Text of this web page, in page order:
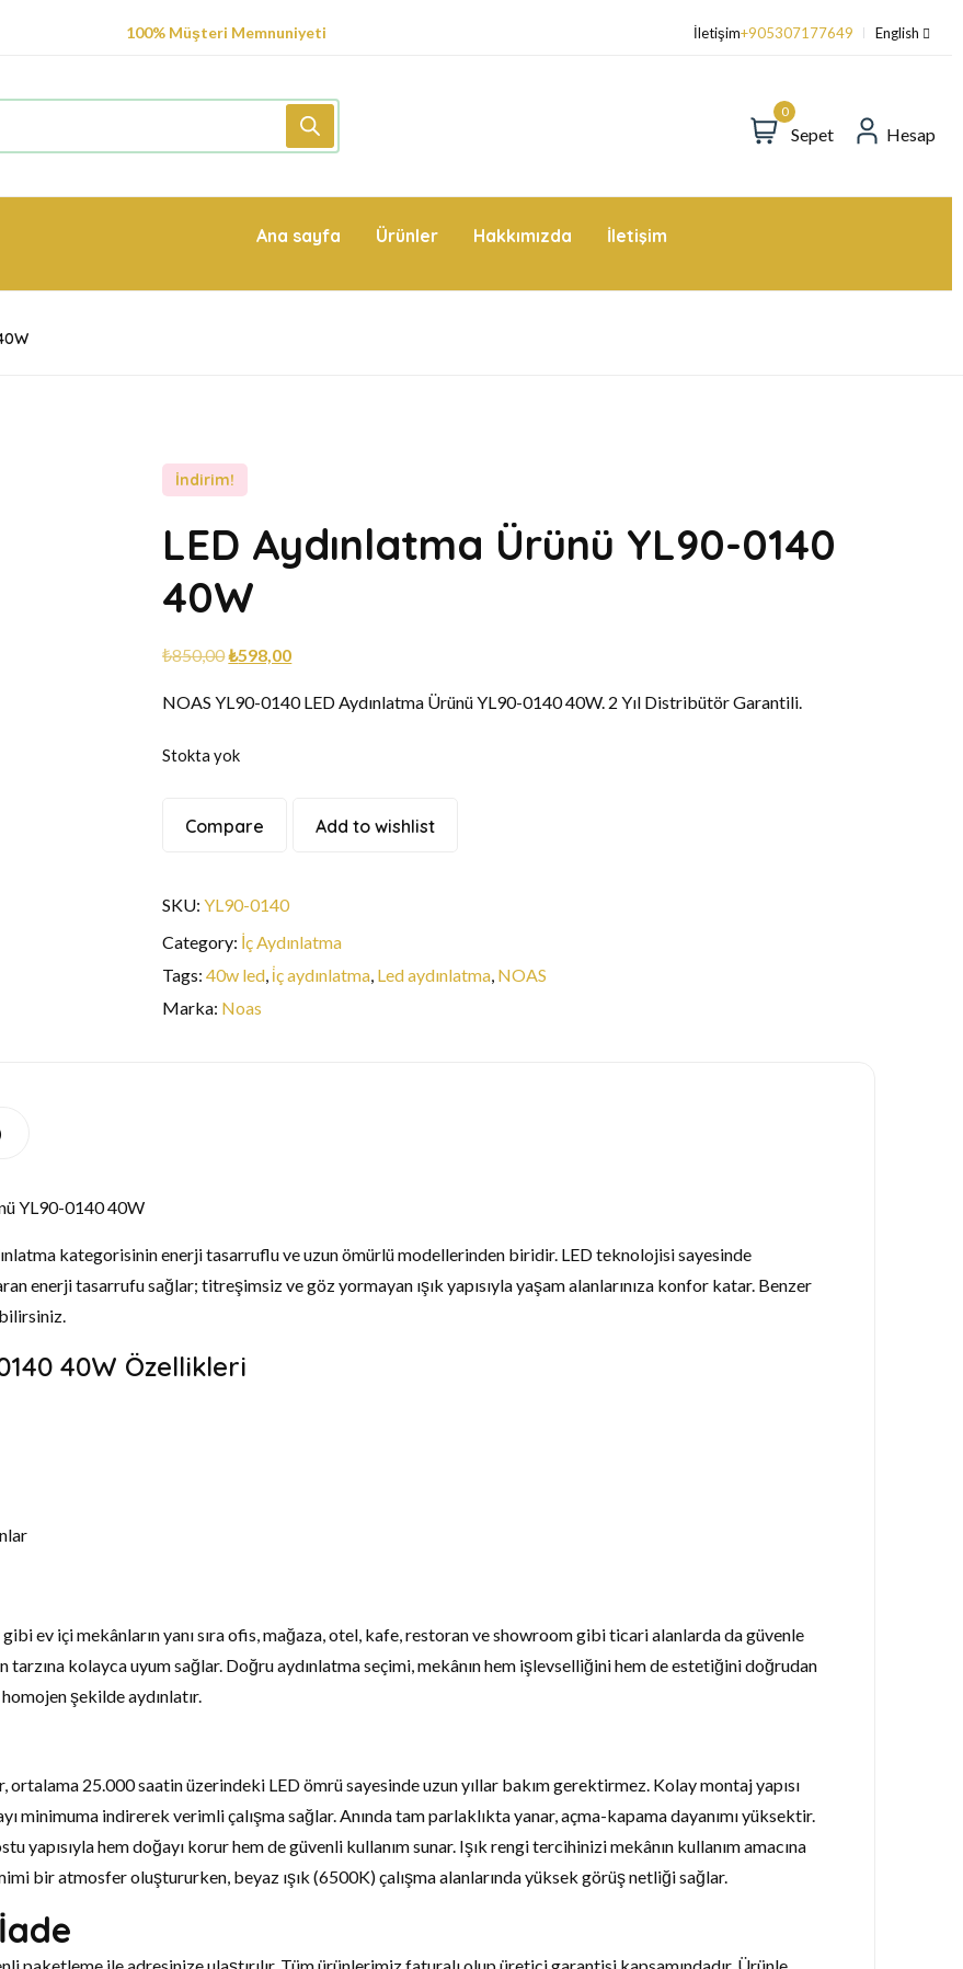
100% Müşteri Memnuniyeti Süper Değerli Fırsatlar - Kuponlarla daha fazla tasarruf edin
İletişim+905307177649 English
0
Sepet Hesap
Ana sayfa Ürünler Hakkımızda İletişim
İndirim!
LED Aydınlatma Ürünü YL90-0140
40W
₺850,00₺598,00
NOAS YL90-0140 LED Aydınlatma Ürünü YL90-0140 40W. 2 Yıl Distribütör Garantili.
Stokta yok
Compare Add to wishlist
SKU:YL90-0140
Category: İç Aydınlatma
Tags:40w led, i̇ç aydınlatma, Led aydınlatma, NOAS
Marka: Noas
kategorisinin enerji tasarruflu ve uzun ömürlü modellerinden biridir. LED teknolojisi sayesinde
enerji tasarrufu sağlar; titreşimsiz ve göz yormayan ışık yapısıyla yaşam alanlarınıza konfor katar. Benzer
40W Özellikleri
ev içi mekânların yanı sıra ofis, mağaza, otel, kafe, restoran ve showroom gibi ticari alanlarda da güvenle
tarzına kolayca uyum sağlar. Doğru aydınlatma seçimi, mekânın hem işlevselliğini hem de estetiğini doğrudan
homojen şekilde aydınlatır.
25.000 saatin üzerindeki LED ömrü sayesinde uzun yıllar bakım gerektirmez. Kolay montaj yapısı
minimuma indirerek verimli çalışma sağlar. Anında tam parlaklıkta yanar, açma-kapama dayanımı yüksektir.
yapısıyla hem doğayı korur hem de güvenli kullanım sunar. Işık rengi tercihinizi mekânın kullanım amacına
bir atmosfer oluştururken, beyaz ışık (6500K) çalışma alanlarında yüksek görüş netliği sağlar.